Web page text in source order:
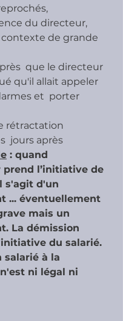
du directeur,
de grande
que le directeur
qu'il allait appeler
et  porter
rétractation
jours après
: quand
l’initiative de
s'agit d'un
... éventuellement
mais un
La démission
du salarié.
salarié à la
ni légal ni